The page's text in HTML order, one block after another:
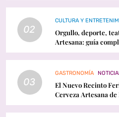
02
CULTURA Y
Orgullo, deporte,
Artesana: guía
Fuenlabrada
03
GASTRONOMÍA
El Nuevo Recinto
Cerveza Artesana
conciertos y